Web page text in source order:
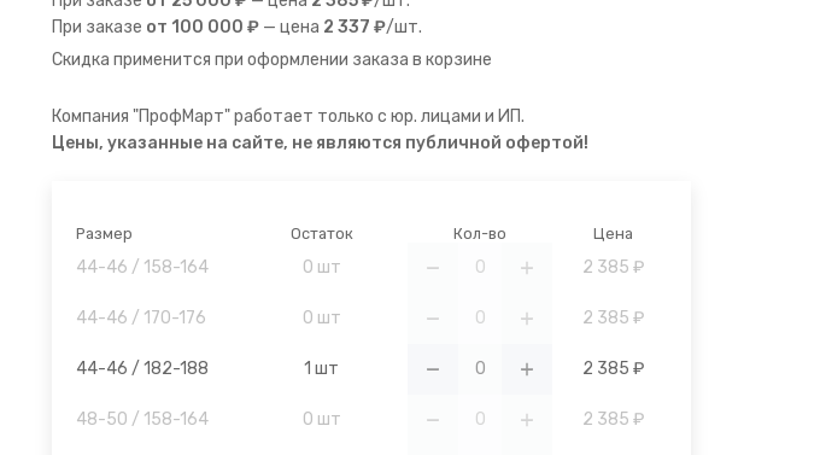
При заказе от 100 000 ₽ — цена 2 337 ₽/шт.
Скидка применится при оформлении заказа в корзине
Компания "ПрофМарт" работает только с юр. лицами и ИП.
Цены, указанные на сайте, не являются публичной офертой!
Размер Остаток Кол-во Цена
44-46 / 158-164 0 шт 2 385 ₽
44-46 / 170-176 0 шт 2 385 ₽
44-46 / 182-188 1 шт 2 385 ₽
48-50 / 158-164 0 шт 2 385 ₽